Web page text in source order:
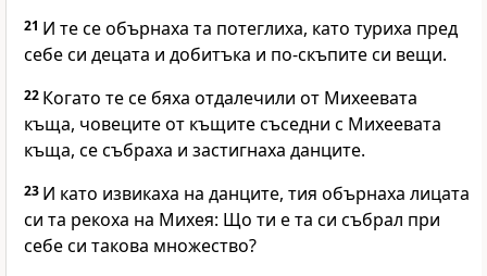
21 И те се обърнаха та потеглиха, като туриха пред
себе си децата и добитъка и по-скъпите си вещи.
22 Когато те се бяха отдалечили от Михеевата
къща, човеците от къщите съседни с Михеевата
къща, се събраха и застигнаха данците.
23 И като извикаха на данците, тия обърнаха лицата
си та рекоха на Михея: Що ти е та си събрал при
себе си такова множество?